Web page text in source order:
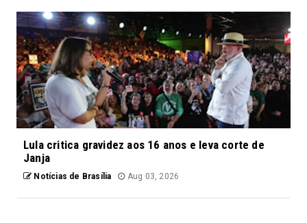
Lula critica gravidez aos 16 anos e leva corte de
Janja
Notícias de Brasília Aug 03, 2026